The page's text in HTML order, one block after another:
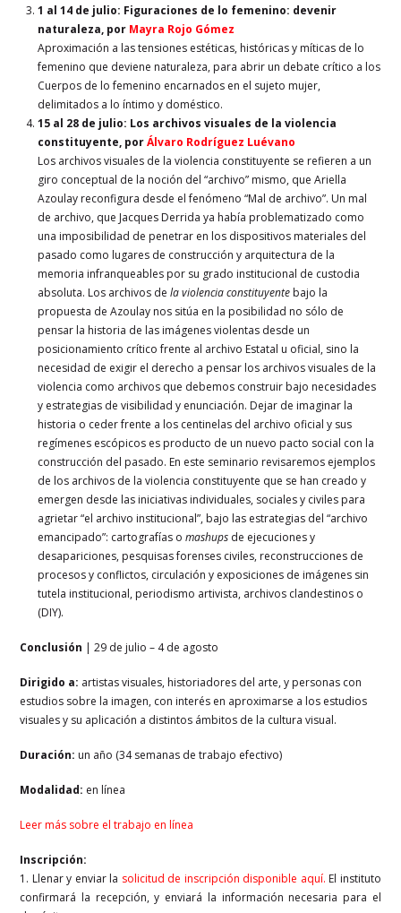
1 al 14 de julio: Figuraciones de lo femenino: devenir
naturaleza, por Mayra Rojo Gómez
Aproximación a las tensiones estéticas, históricas y míticas de lo
femenino que deviene naturaleza, para abrir un debate crítico a los
Cuerpos de lo femenino encarnados en el sujeto mujer,
delimitados a lo íntimo y doméstico.
15 al 28 de julio: Los archivos visuales de la violencia
constituyente, porÁlvaro Rodríguez Luévano
Los archivos visuales de la violencia constituyente se refieren a un
giro conceptual de la noción del “archivo” mismo, que Ariella
Azoulay reconfigura desde el fenómeno “Mal de archivo”. Un mal
de archivo, que Jacques Derrida ya había problematizado como
una imposibilidad de penetrar en los dispositivos materiales del
pasado como lugares de construcción y arquitectura de la
memoria infranqueables por su grado institucional de custodia
absoluta. Los archivos dela violencia constituyente bajo la
propuesta de Azoulay nos sitúa en la posibilidad no sólo de
pensar la historia de las imágenes violentas desde un
posicionamiento crítico frente al archivo Estatal u oficial, sino la
necesidad de exigir el derecho a pensar los archivos visuales de la
violencia como archivos que debemos construir bajo necesidades
y estrategias de visibilidad y enunciación. Dejar de imaginar la
historia o ceder frente a los centinelas del archivo oficial y sus
regímenes escópicos es producto de un nuevo pacto social con la
construcción del pasado. En este seminario revisaremos ejemplos
de los archivos de la violencia constituyente que se han creado y
emergen desde las iniciativas individuales, sociales y civiles para
agrietar “el archivo institucional”, bajo las estrategias del “archivo
emancipado”: cartografías omashups de ejecuciones y
desapariciones, pesquisas forenses civiles, reconstrucciones de
procesos y conflictos, circulación y exposiciones de imágenes sin
tutela institucional, periodismo artivista, archivos clandestinos o
(DIY).
Conclusión |29 de julio – 4 de agosto
Dirigido a: artistas visuales, historiadores del arte, y personas con
estudios sobre la imagen, con interés en aproximarse a los estudios
visuales y su aplicación a distintos ámbitos de la cultura visual.
Duración: un año (34 semanas de trabajo efectivo)
Modalidad: en línea
Leer más sobre el trabajo en línea
Inscripción:
1. Llenar y enviar la solicitud de inscripción disponible aquí. El instituto
confirmará la recepción, y enviará la información necesaria para el